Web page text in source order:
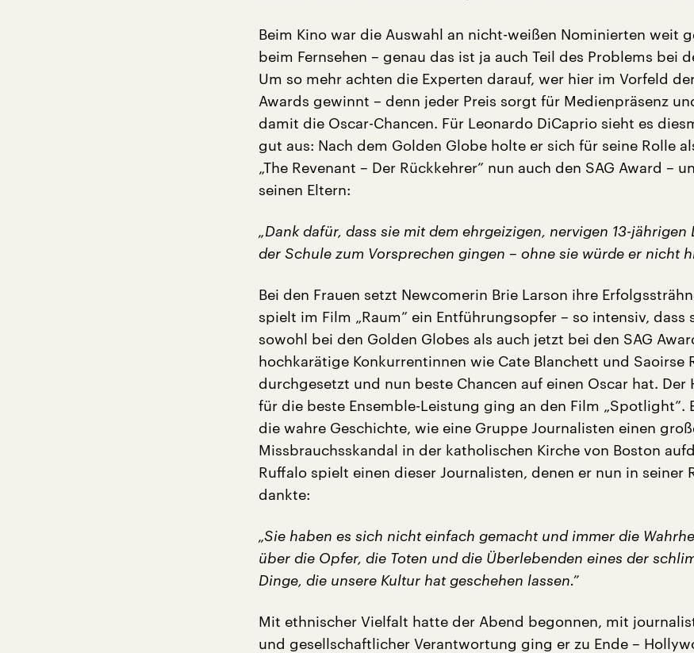
Beim Kino war die Auswahl an nicht-weißen Nominierten weit
beim Fernsehen – genau das ist ja auch Teil des Problems bei
Um so mehr achten die Experten darauf, wer hier im Vorfeld
Awards gewinnt – denn jeder Preis sorgt für Medienpräsenz
damit die Oscar-Chancen. Für Leonardo DiCaprio sieht es
gut aus: Nach dem Golden Globe holte er sich für seine Rolle
„The Revenant – Der Rückkehrer” nun auch den SAG Award –
seinen Eltern:
„Dank dafür, dass sie mit dem ehrgeizigen, nervigen 13-jährigen
der Schule zum Vorsprechen gingen – ohne sie würde er nicht
Bei den Frauen setzt Newcomerin Brie Larson ihre
spielt im Film „Raum” ein Entführungsopfer – so intensiv, dass
sowohl bei den Golden Globes als auch jetzt bei den SAG
hochkarätige Konkurrentinnen wie Cate Blanchett und Saoirse
durchgesetzt und nun beste Chancen auf einen Oscar hat. Der
für die beste Ensemble-Leistung ging an den Film „Spotlight”.
die wahre Geschichte, wie eine Gruppe Journalisten einen
Missbrauchsskandal in der katholischen Kirche von Boston
Ruffalo spielt einen dieser Journalisten, denen er nun in seiner
dankte:
„Sie haben es sich nicht einfach gemacht und immer die
über die Opfer, die Toten und die Überlebenden eines der
Dinge, die unsere Kultur hat geschehen lassen.”
Mit ethnischer Vielfalt hatte der Abend begonnen, mit
und gesellschaftlicher Verantwortung ging er zu Ende –